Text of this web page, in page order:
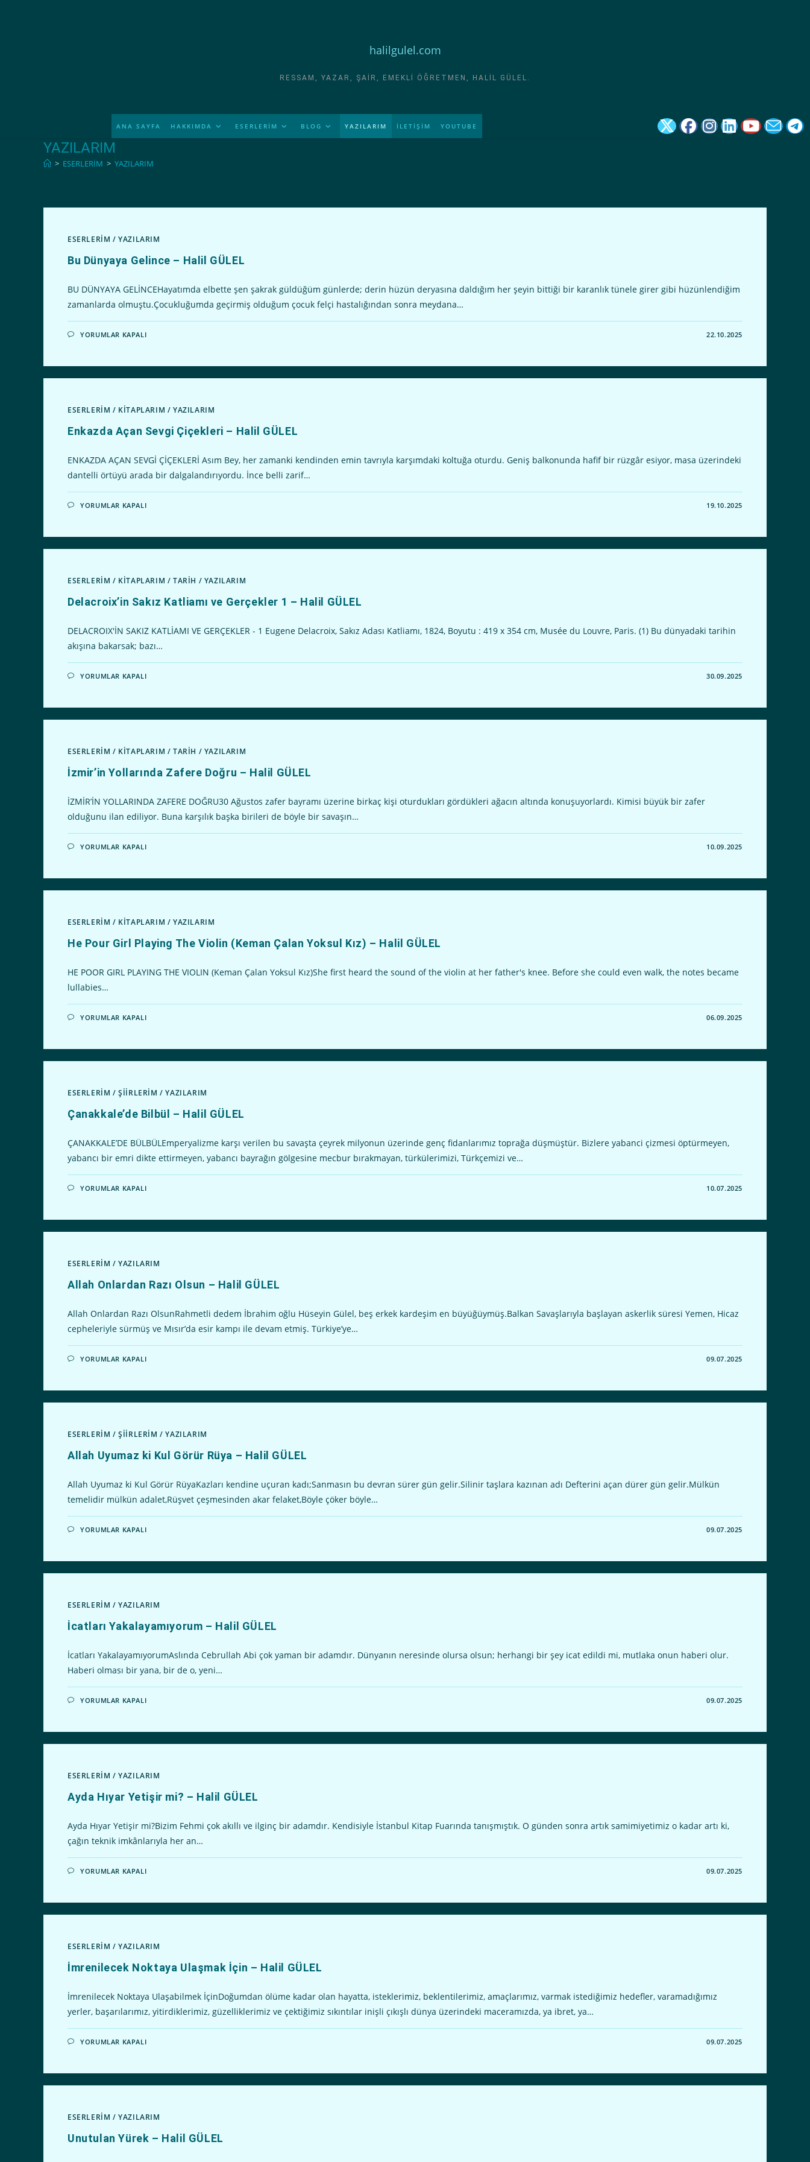
halilgulel.com
RESSAM, YAZAR, ŞAIR, EMEKLI ÖĞRETMEN, HALIL GÜLEL.
ANA SAYFA HAKKIMDA ESERLERİM BLOG YAZILARIM İLETİŞİM YOUTUBE
YAZILARIM
> ESERLERİM > YAZILARIM
ESERLERİM /YAZILARIM
Bu Dünyaya Gelince – Halil GÜLEL
BU DÜNYAYA GELİNCEHayatımda elbette şen şakrak güldüğüm günlerde; derin hüzün deryasına daldığım her şeyin bittiği bir karanlık tünele girer gibi hüzünlendiğim
zamanlarda olmuştu.Çocukluğumda geçirmiş olduğum çocuk felçi hastalığından sonra meydana…
BU
HALIL
IÇIN
YORUMLAR KAPALI 22.10.2025
ESERLERİM / KİTAPLARIM /YAZILARIM
Enkazda Açan Sevgi Çiçekleri – Halil GÜLEL
ENKAZDA AÇAN SEVGİ ÇİÇEKLERİ Asım Bey, her zamanki kendinden emin tavrıyla karşımdaki koltuğa oturdu. Geniş balkonunda hafif bir rüzgâr esiyor, masa üzerindeki
dantelli örtüyü arada bir dalgalandırıyordu. İnce belli zarif…
ENKAZDA
–
GÜLEL
YORUMLAR KAPALI 19.10.2025
ESERLERİM / KİTAPLARIM /TARİH / YAZILARIM
Delacroix’in Sakız Katliamı ve Gerçekler 1 – Halil GÜLEL
DELACROIX'İN SAKIZ KATLİAMI VE GERÇEKLER - 1 Eugene Delacroix, Sakız Adası Katliamı, 1824, Boyutu : 419 x 354 cm, Musée du Louvre, Paris. (1) Bu dünyadaki tarihin
akışına bakarsak; bazı…
DELACROIX’IN
GERÇEKLER
–
IÇIN
YORUMLAR KAPALI 30.09.2025
ESERLERİM / KİTAPLARIM /TARİH / YAZILARIM
İzmir’in Yollarında Zafere Doğru – Halil GÜLEL
İZMİR’İN YOLLARINDA ZAFERE DOĞRU30 Ağustos zafer bayramı üzerine birkaç kişi oturdukları gördükleri ağacın altında konuşuyorlardı. Kimisi büyük bir zafer
olduğunu ilan ediliyor. Buna karşılık başka birileri de böyle bir savaşın…
İZMIR’IN
–
GÜLEL
YORUMLAR KAPALI 10.09.2025
ESERLERİM / KİTAPLARIM /YAZILARIM
He Pour Girl Playing The Violin (Keman Çalan Yoksul Kız) – Halil GÜLEL
HE POOR GIRL PLAYING THE VIOLIN (Keman Çalan Yoksul Kız)She first heard the sound of the violin at her father's knee. Before she could even walk, the notes became
lullabies…
HE
THE
(KEMAN
KIZ)
–
GÜLEL
IÇIN
YORUMLAR KAPALI 06.09.2025
ESERLERİM /ŞİİRLERİM /YAZILARIM
Çanakkale’de Bilbül – Halil GÜLEL
ÇANAKKALE’DE BÜLBÜLEmperyalizme karşı verilen bu savaşta çeyrek milyonun üzerinde genç fidanlarımız toprağa düşmüştür. Bizlere yabanci çizmesi öptürmeyen,
yabancı bir emri dikte ettirmeyen, yabancı bayrağın gölgesine mecbur bırakmayan, türkülerimizi, Türkçemizi ve…
ÇANAKKALE’DE
GÜLEL
YORUMLAR KAPALI 10.07.2025
ESERLERİM /YAZILARIM
Allah Onlardan Razı Olsun – Halil GÜLEL
Allah Onlardan Razı OlsunRahmetli dedem İbrahim oğlu Hüseyin Gülel, beş erkek kardeşim en büyüğüymüş.Balkan Savaşlarıyla başlayan askerlik süresi Yemen, Hicaz
cepheleriyle sürmüş ve Mısır’da esir kampı ile devam etmiş. Türkiye’ye…
ALLAH
–
GÜLEL
YORUMLAR KAPALI 09.07.2025
ESERLERİM /ŞİİRLERİM /YAZILARIM
Allah Uyumaz ki Kul Görür Rüya – Halil GÜLEL
Allah Uyumaz ki Kul Görür RüyaKazları kendine uçuran kadı;Sanmasın bu devran sürer gün gelir.Silinir taşlara kazınan adı Defterini açan dürer gün gelir.Mülkün
temelidir mülkün adalet,Rüşvet çeşmesinden akar felaket,Böyle çöker böyle…
ALLAH
GÖRÜR
–
IÇIN
YORUMLAR KAPALI 09.07.2025
ESERLERİM /YAZILARIM
İcatları Yakalayamıyorum – Halil GÜLEL
İcatları YakalayamıyorumAslında Cebrullah Abi çok yaman bir adamdır. Dünyanın neresinde olursa olsun; herhangi bir şey icat edildi mi, mutlaka onun haberi olur.
Haberi olması bir yana, bir de o, yeni…
İCATLARI
GÜLEL
YORUMLAR KAPALI 09.07.2025
ESERLERİM /YAZILARIM
Ayda Hıyar Yetişir mi? – Halil GÜLEL
Ayda Hıyar Yetişir mi?Bizim Fehmi çok akıllı ve ilginç bir adamdır. Kendisiyle İstanbul Kitap Fuarında tanışmıştık. O günden sonra artık samimiyetimiz o kadar artı ki,
çağın teknik imkânlarıyla her an…
AYDA
–
GÜLEL
YORUMLAR KAPALI 09.07.2025
ESERLERİM /YAZILARIM
İmrenilecek Noktaya Ulaşmak İçin – Halil GÜLEL
İmrenilecek Noktaya Ulaşabilmek İçinDoğumdan ölüme kadar olan hayatta, isteklerimiz, beklentilerimiz, amaçlarımız, varmak istediğimiz hedefler, varamadığımız
yerler, başarılarımız, yitirdiklerimiz, güzelliklerimiz ve çektiğimiz sıkıntılar inişli çıkışlı dünya üzerindeki maceramızda, ya ibret, ya…
İMRENILECEK
–
GÜLEL
YORUMLAR KAPALI 09.07.2025
ESERLERİM /YAZILARIM
Unutulan Yürek – Halil GÜLEL